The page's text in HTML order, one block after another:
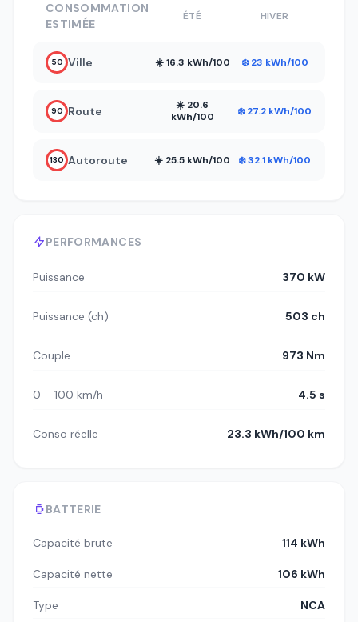
PERFORMANCES
Puissance 370 kW
Puissance (ch) 503 ch
Couple 973 Nm
0 – 100 km/h 4.5 s
Conso réelle 23.3 kWh/100 km
BATTERIE
Capacité brute 114 kWh
Capacité nette 106 kWh
Type NCA
CONSOMMATION
ESTIMÉE
ÉTÉ HIVER
50 Ville ☀️ 16.3 kWh/100 ❄️ 23 kWh/100
90 Route
☀️ 20.6
kWh/100
❄️ 27.2 kWh/100
130 Autoroute ☀️ 25.5 kWh/100 ❄️ 32.1 kWh/100